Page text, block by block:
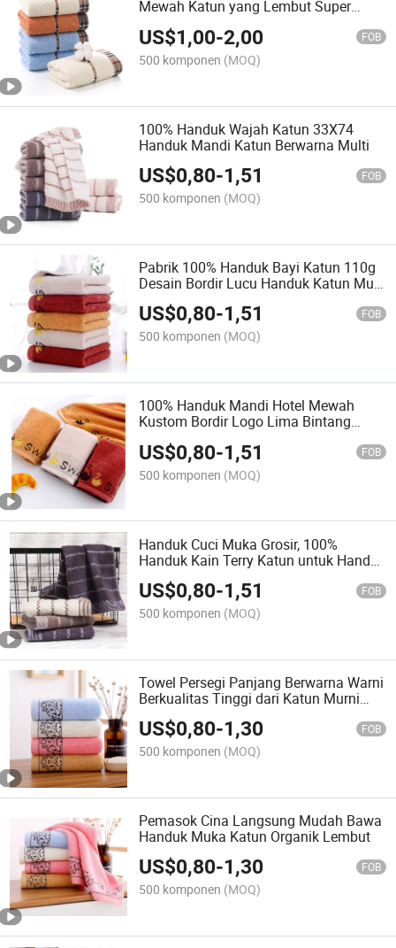
Mewah Katun yang Lembut Super
US$1,00-2,00 FOB
500 komponen (MOQ)
100% Handuk Wajah Katun 33X74
Handuk Mandi Katun Berwarna Multi
US$0,80-1,51 FOB
500 komponen (MOQ)
Pabrik 100% Handuk Bayi Katun 110g
Desain Bordir Lucu Handuk Katun Multi
Warna Handuk Wajah
US$0,80-1,51 FOB
500 komponen (MOQ)
100% Handuk Mandi Hotel Mewah
Kustom Bordir Logo Lima Bintang
US$0,80-1,51 FOB
500 komponen (MOQ)
Handuk Cuci Muka Grosir, 100%
Handuk Kain Terry Katun untuk Handuk
Wanita
US$0,80-1,51 FOB
500 komponen (MOQ)
Towel Persegi Panjang Berwarna Warni
Berkualitas Tinggi dari Katun Murni
yang Baru Datang
US$0,80-1,30 FOB
500 komponen (MOQ)
Pemasok Cina Langsung Mudah Bawa
Handuk Muka Katun Organik Lembut
US$0,80-1,30 FOB
500 komponen (MOQ)